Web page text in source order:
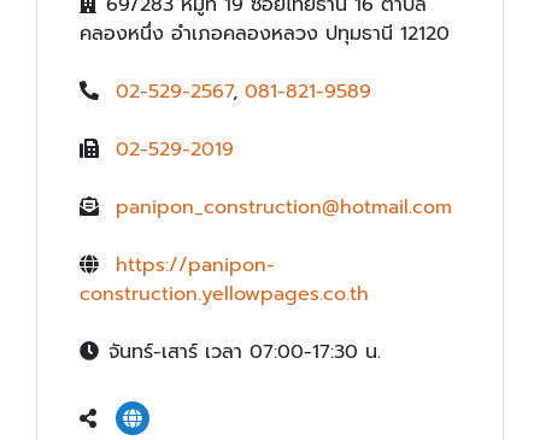
คลองหนึ่ง อำเภอคลองหลวง ปทุมธานี 12120
02-529-2567, 081-821-9589
02-529-2019
panipon_construction@hotmail.com
https://panipon-
construction.yellowpages.co.th
จันทร์-เสาร์ เวลา 07:00-17:30 น.